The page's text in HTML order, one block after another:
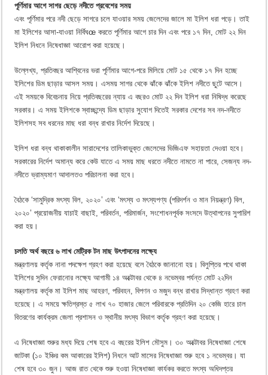
পূর্ণিমার আগে সাগর ছেড়ে নদীতে প্রবেশের সময়
এবং পূর্ণিমার পরে নদী ছেড়ে সাগরে চলে যাওয়ার সময় জেলেদের জালে মা ইলিশ ধরা পড়ে। তাই
মা ইলিশের আসা-যাওয়া নির্বিঘœ করতে পূর্ণিমার আগে চার দিন এবং পরে ১৭ দিন, মোট ২২ দিন
ইলিশ নিধনে নিষেধাজ্ঞা আরোপ করা হয়েছে।
উল্লেখ্য, প্রতিবছর আশ্বিনের ভরা পূর্ণিমার আগে-পরে মিলিয়ে মোট ১৫ থেকে ১৭ দিন হচ্ছে
ইলিশের ডিম ছাড়ার আসল সময়। এসময় সাগর থেকে ঝাঁকে ঝাঁকে ইলিশ নদীতে ছুটে আসে।
এই সময়কে বিবেচনায় নিয়ে প্রতিবছরের ন্যায় এ বছরও মোট ২২ দিন ইলিশ ধরা নিষিদ্ধ করেছে
সরকার। এ সময় ইলিশকে স্বাচ্ছন্দ্যে ডিম ছাড়ার সুযোগ দিতেই সরকার দেশের সব নদ-নদীতে
ইলিশসহ সব ধরনের মাছ ধরা বন্ধ রাখার নির্দেশ দিয়েছে।
ইলিশ ধরা বন্ধ থাকাকালীন সারাদেশের তালিকাভুক্ত জেলেদের ভিজিএফ সহায়তা দেওয়া হবে।
সরকারের নির্দেশ অমান্য করে কেউ যাতে এ সময় মাছ ধরতে নদীতে নামতে না পারে, সেজন্য নদ-
নদীতে ভ্রাম্যমাণ আদালতও পরিচালনা করা হবে।
বৈঠকে ‘সামুদ্রিক মৎস্য বিল, ২০২০’ এবং ‘মৎস্য ও মৎস্যপণ্য (পরিদর্শন ও মান নিয়ন্ত্রণ) বিল,
২০২০’ প্রয়োজনীয় যাচাই বাছাই, পরিবর্তন, পরিমার্জন, সংশোধনপূর্বক সংসদে উত্থাপনের সুপারিশ
করা হয়।
চলতি অর্থ বছরে ৬ লাখ মেট্রিক টন মাছ উৎপাদনের লক্ষ্যে
মন্ত্রণালয় কর্তৃক নানা পদক্ষেপ গ্রহণ করা হয়েছে বলে বৈঠকে জানানো হয়। বিলুপ্তির পথে থাকা
ইলিশের সুদিন ফেরানোর লক্ষ্যে আগামী ১৪ অক্টোবর থেকে ৪ নভেম্বর পর্যন্ত মোট ২২দিন
মন্ত্রণালয় কর্তৃক মা ইলিশ মাছ আহরণ, পরিবহন, বিপণন ও মজুদ বন্ধ রাখার সিদ্ধান্ত গ্রহণ করা
হয়েছে। এ সময়ে ক্ষতিগ্রস্ত ৫ লাখ ৭০ হাজার জেলে পরিবারকে প্রতিদিন ২০ কেজি হারে চাল
বিতরণের কার্যক্রম জেলা প্রশাসন ও স্থানীয় মৎস্য বিভাগ কর্তৃক গ্রহণ করা হয়েছে।
এ নিষেধাজ্ঞা শুরুর মধ্য দিয়ে শেষ হবে এ বছরের ইলিশ মৌসুম। ৩০ অক্টোবর নিষেধাজ্ঞা শেষে
জাটকা (১০ ইঞ্চির কম আকারের ইলিশ) নিধনে আট মাসের নিষেধাজ্ঞা শুরু হবে ১ নভেম্বর। যা
শেষ হবে ৩০ জুন। আজ রাত থেকে শুরু হওয়া নিষেধাজ্ঞা কার্যকর করতে মৎস্য অধিদপ্তর